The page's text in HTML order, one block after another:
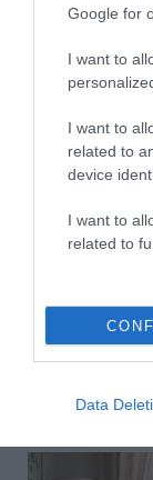
Google for
I want to
I want to
related to
device
I want to
related to
Data
2026-08-06.
3 ok, amiért
2026-08-06.